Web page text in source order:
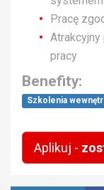
Pracę
pracy
Benefity:
Szkolenia
Aplikuj -